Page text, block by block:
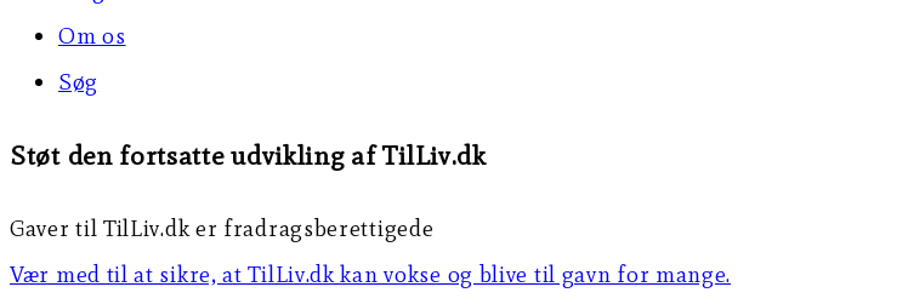
Om os
Søg
Støt den fortsatte udvikling af TilLiv.dk
Gaver til TilLiv.dk er fradragsberettigede
Vær med til at sikre, at TilLiv.dk kan vokse og blive til gavn for mange.